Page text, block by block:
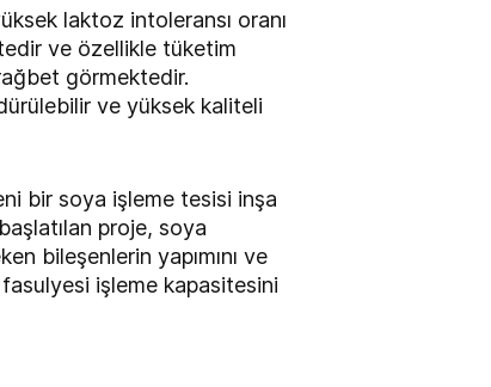
laktoz intoleransı oranı
ve özellikle tüketim
görmektedir.
ve yüksek kaliteli
bir soya işleme tesisi inşa
proje, soya
bileşenlerin yapımını ve
işleme kapasitesini